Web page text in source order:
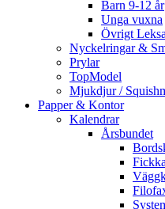
Barn 9-12 år
Unga vuxna
Övrigt
Nyckelringar &
Prylar
TopModel
Mjukdjur /
Papper & Kontor
Kalendrar
Årsbundet